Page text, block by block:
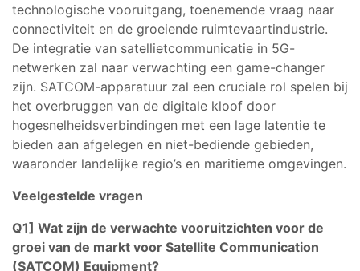
technologische vooruitgang, toenemende vraag naar
connectiviteit en de groeiende ruimtevaartindustrie.
De integratie van satellietcommunicatie in 5G-
netwerken zal naar verwachting een game-changer
zijn. SATCOM-apparatuur zal een cruciale rol spelen bij
het overbruggen van de digitale kloof door
hogesnelheidsverbindingen met een lage latentie te
bieden aan afgelegen en niet-bediende gebieden,
waaronder landelijke regio’s en maritieme omgevingen.
Veelgestelde vragen
Q1] Wat zijn de verwachte vooruitzichten voor de
groei van de markt voor Satellite Communication
(SATCOM) Equipment?